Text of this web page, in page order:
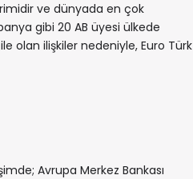
ve dünyada en çok
gibi 20 AB üyesi ülkede
olan ilişkiler nedeniyle, Euro Türk
Avrupa Merkez Bankası